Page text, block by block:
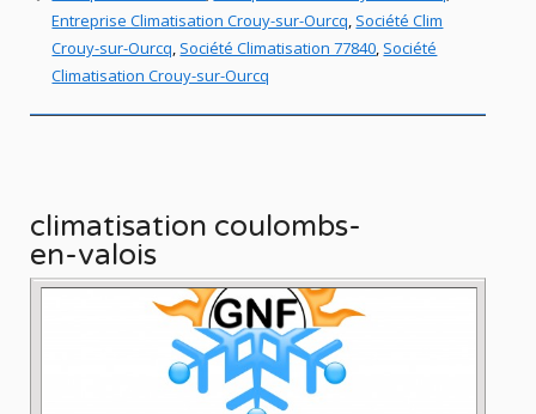
Entreprise Climatisation Crouy-sur-Ourcq Société Clim
Crouy-sur-Ourcq Société Climatisation 77840 Société
Climatisation Crouy-sur-Ourcq
climatisation coulombs-
en-valois